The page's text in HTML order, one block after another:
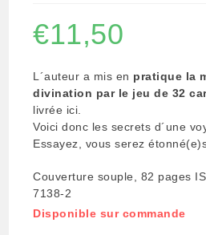
€11,50
L´auteur a mis en pratique la
divination par le jeu de 32
livrée ici.
Voici donc les secrets d´une
Essayez, vous serez
Couverture souple, 82 pages
7138-2
Disponible sur commande